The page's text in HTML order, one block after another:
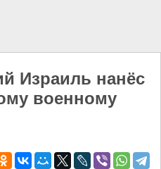
Израиль нанёс
военному